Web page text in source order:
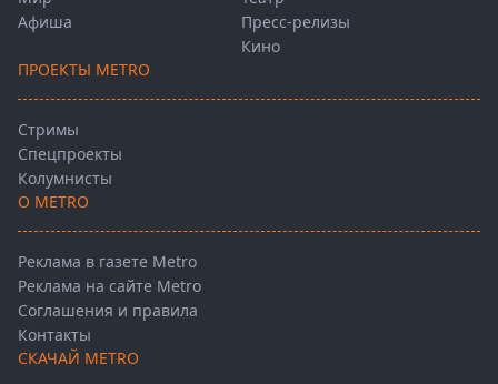
Афиша
Пресс-релизы
Кино
ПРОЕКТЫ METRO
Стримы
Спецпроекты
Колумнисты
О METRO
Реклама в газете Metro
Реклама на сайте Metro
Соглашения и правила
Контакты
СКАЧАЙ METRO